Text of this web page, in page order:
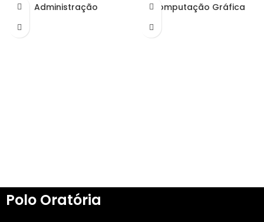
Administração Computação Gráfica
Polo Oratória